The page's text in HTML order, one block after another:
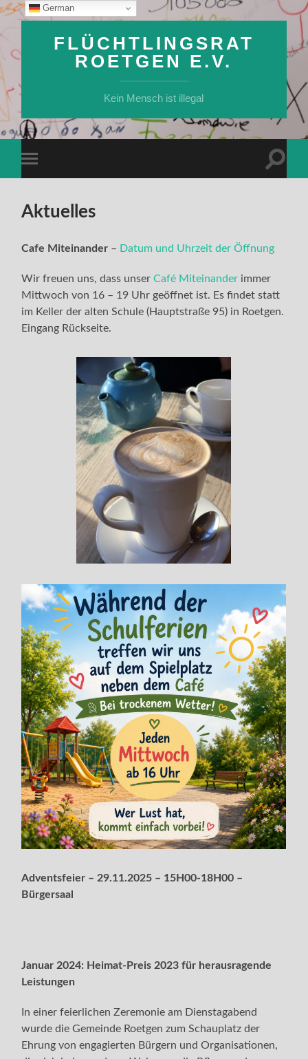
FLÜCHTLINGSRAT
ROETGEN E.V.
Kein Mensch ist illegal
Menü
Aktuelles
Cafe Miteinander – Datum und Uhrzeit der Öffnung
Wir freuen uns, dass unserCafé Miteinander immer
Mittwoch von 16 – 19 Uhr geöffnet ist. Es findet statt
im Keller der alten Schule (Hauptstraße 95) in Roetgen.
Eingang Rückseite.
Adventsfeier – 29.11.2025 – 15H00-18H00 –
Bürgersaal
Januar 2024: Heimat-Preis 2023 für herausragende
Leistungen
In einer feierlichen Zeremonie am Dienstagabend
wurde die Gemeinde Roetgen zum Schauplatz der
Ehrung von engagierten Bürgern und Organisationen,
German